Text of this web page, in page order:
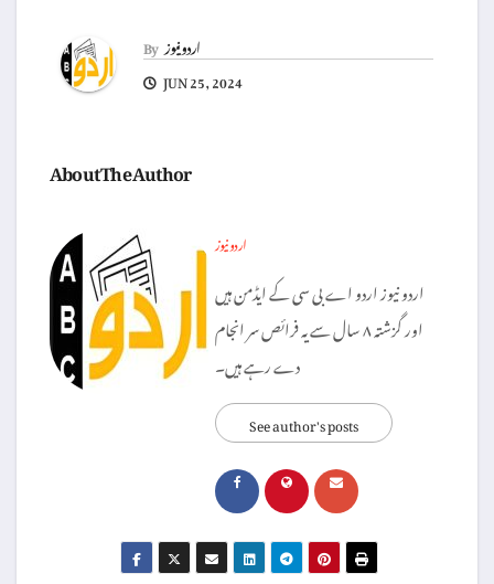
Byاردو نیوز
JUN 25, 2024
About The Author
اردو نیوز
اردو نیوز اردو اے بی سی کے ایڈمن ہیں
اور گزشتہ ۸ سال سے یہ فرائص سر انجام
دے رہے ہیں۔
See author's posts